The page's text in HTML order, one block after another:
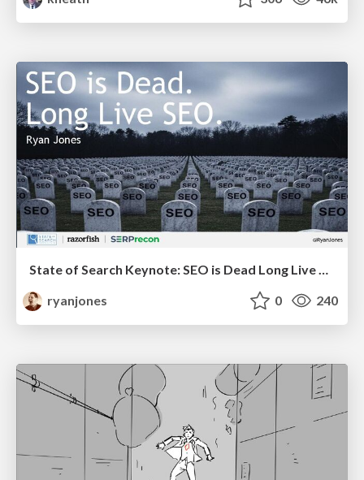
State of Search Keynote: SEO is Dead Long Live SEO
ryanjones
0 240